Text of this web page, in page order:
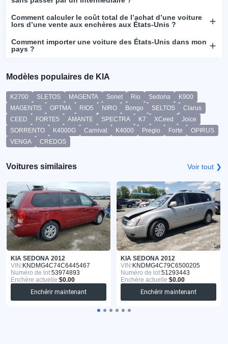
Comment calculer le coût total de l’achat d’une voiture
lors d’une vente aux enchères aux États-Unis ?
Comment importer une voiture des États-Unis dans mon
pays ?
Modèles populaires de KIA
K2700 SLETOS MAGENTA Sonet Rio Sedona
K900
MAGENTIS
OPTMA RIO5 NIRO Bongo SELTOS
Clarus
CEED
FORTE5 AMANTE SPECTRA K7 XCeed
Joice
SORRENTO
K4000G Carnival K4000 Pregio Forte
OPIRUS
VENGA
CREDOS
Voitures similaires Voir tout ❯
KIA SEDONA 2012
VIN:KNDMG4C74C6445467
Numéro de lot:53974893
Enchère actuelle:$0.00
Enchérir maintenant
KIA SEDONA 2012
VIN:KNDMG4C79C6500205
Numéro de lot:51293443
Enchère actuelle:$0.00
Enchérir maintenant